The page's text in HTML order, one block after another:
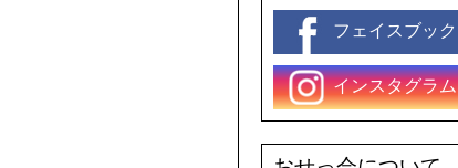
フェイスブック
インスタグラム